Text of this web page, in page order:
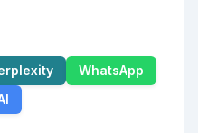
WhatsApp